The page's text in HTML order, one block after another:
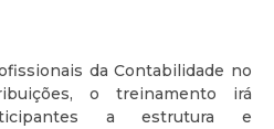
da Contabilidade no
o treinamento irá
a estrutura e